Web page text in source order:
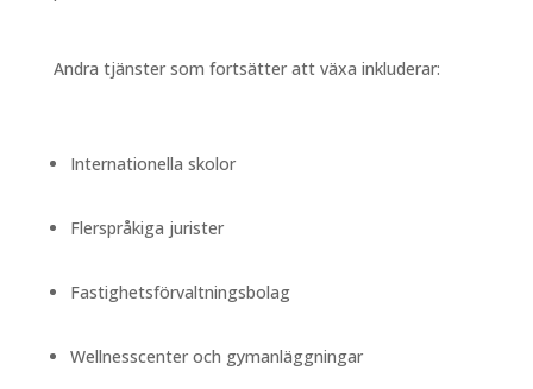
Andra tjänster som fortsätter att växa inkluderar:
Internationella skolor
Flerspråkiga jurister
Fastighetsförvaltningsbolag
Wellnesscenter och gymanläggningar